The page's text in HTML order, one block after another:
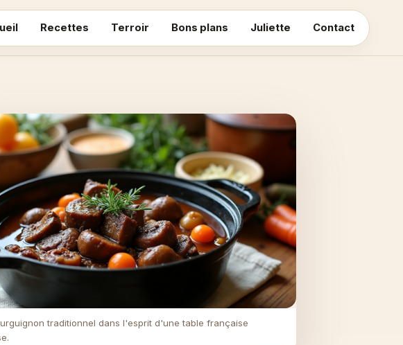
Recettes Terroir Bons plans Juliette Contact
traditionnel dans l'esprit d'une table française